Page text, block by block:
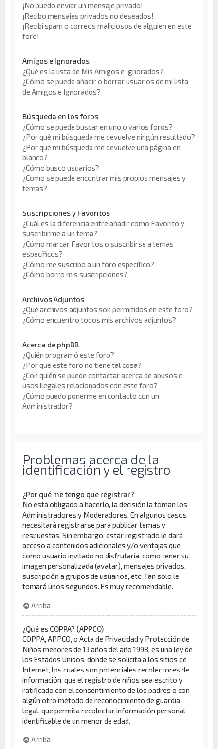
¡No puedo enviar un mensaje privado!
¡Recibo mensajes privados no deseados!
¡Recibí spam o correos maliciosos de alguien en este
foro!
Amigos e Ignorados
¿Qué es la lista de Mis Amigos e Ignorados?
¿Cómo se puede añadir o borrar usuarios de mi lista
de Amigos e Ignorados?
Búsqueda en los foros
¿Cómo se puede buscar en uno o varios foros?
¿Por qué mi búsqueda me devuelve ningún resultado?
¿Por qué mi búsqueda me devuelve una página en
blanco?
¿Cómo busco usuarios?
¿Como se puede encontrar mis propios mensajes y
temas?
Suscripciones y Favoritos
¿Cuál es la diferencia entre añadir como Favorito y
suscribirme a un tema?
¿Cómo marcar Favoritos o suscribirse a temas
específicos?
¿Cómo me suscribo a un foro específico?
¿Cómo borro mis suscripciones?
Archivos Adjuntos
¿Qué archivos adjuntos son permitidos en este foro?
¿Cómo encuentro todos mis archivos adjuntos?
Acerca de phpBB
¿Quién programó este foro?
¿Por qué este foro no tiene tal cosa?
¿Con quién se puede contactar acerca de abusos o
usos ilegales relacionados con este foro?
¿Cómo puedo ponerme en contacto con un
Administrador?
Problemas acerca de la
identificación y el registro
¿Por qué me tengo que registrar?
No está obligado a hacerlo, la decisión la toman los
Administradores y Moderadores. En algunos casos
necesitará registrarse para publicar temas y
respuestas. Sin embargo, estar registrado le dará
acceso a contenidos adicionales y/o ventajas que
como usuario invitado no disfrutaría, como tener su
imagen personalizada (avatar), mensajes privados,
suscripción a grupos de usuarios, etc. Tan solo le
tomará unos segundos. Es muy recomendable.
Arriba
¿Qué es COPPA? (APPCO)
COPPA, APPCO, o Acta de Privacidad y Protección de
Niños menores de 13 años del año 1998, es una ley de
los Estados Unidos, donde se solicita a los sitios de
Internet, los cuales son potenciales recolectores de
información, que el registro de niños sea escrito y
ratificado con el consentimiento de los padres o con
algún otro método de reconocimiento de guardia
legal, que permita recolectar información personal
identificable de un menor de edad.
Arriba